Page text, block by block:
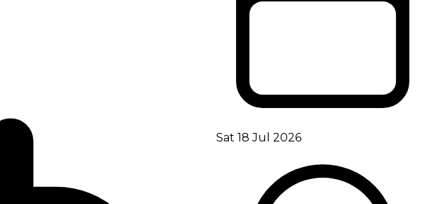
Sat 18 Jul 2026